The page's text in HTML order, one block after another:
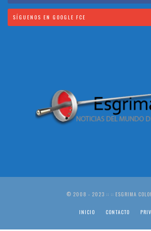
SÍGUENOS EN GOOGLE FCE
© 2008 - 2023 :: :: ESGRIMA
INICIO CONTACTO